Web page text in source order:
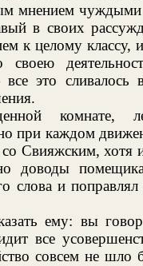
мнением
в своих
к целому
своею
это сливалось
комнате,
при каждом
Свияжским,
доводы
слова и
ему: вы
все
совсем не шло